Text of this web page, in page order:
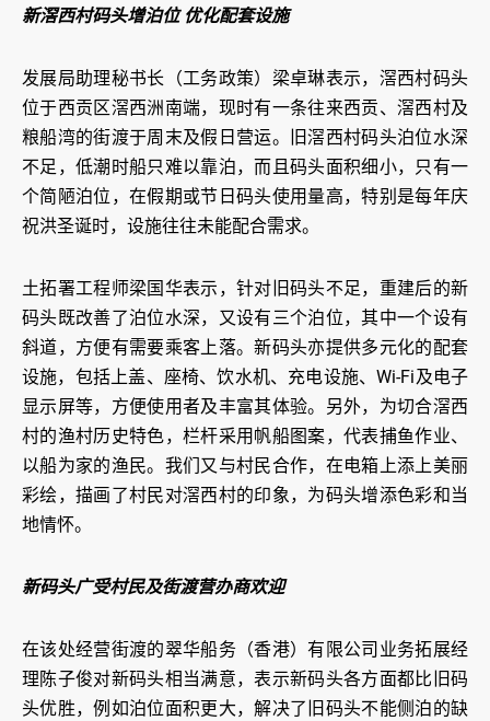
新滘西村码头增泊位 优化配套设施
发展局助理秘书长（工务政策）梁卓琳表示，滘西村码头
位于西贡区滘西洲南端，现时有一条往来西贡、滘西村及
粮船湾的街渡于周末及假日营运。旧滘西村码头泊位水深
不足，低潮时船只难以靠泊，而且码头面积细小，只有一
个简陋泊位，在假期或节日码头使用量高，特别是每年庆
祝洪圣诞时，设施往往未能配合需求。
土拓署工程师梁国华表示，针对旧码头不足，重建后的新
码头既改善了泊位水深，又设有三个泊位，其中一个设有
斜道，方便有需要乘客上落。新码头亦提供多元化的配套
设施，包括上盖、座椅、饮水机、充电设施、Wi-Fi及电子
显示屏等，方便使用者及丰富其体验。另外，为切合滘西
村的渔村历史特色，栏杆采用帆船图案，代表捕鱼作业、
以船为家的渔民。我们又与村民合作，在电箱上添上美丽
彩绘，描画了村民对滘西村的印象，为码头增添色彩和当
地情怀。
新码头广受村民及街渡营办商欢迎
在该处经营街渡的翠华船务（香港）有限公司业务拓展经
理陈子俊对新码头相当满意，表示新码头各方面都比旧码
头优胜，例如泊位面积更大，解决了旧码头不能侧泊的缺